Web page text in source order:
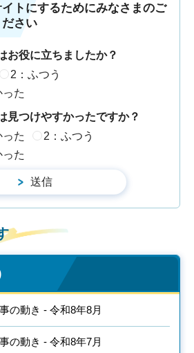
トにするためにみなさまのご
さい
お役に立ちましたか？
2：ふつう
た
見つけやすかったですか？
た
2：ふつう
た
の動き - 令和8年8月
の動き - 令和8年7月